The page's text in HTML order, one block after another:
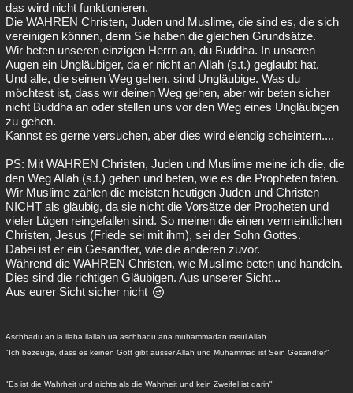
das wird nicht funktionieren.
Die WAHREN Christen, Juden und Muslime, die sind es, die sich
vereinigen können, denn Sie haben die gleichen Grundsätze.
Wir beten unseren einzigen Herrn an, du Buddha. In unseren
Augen ein Ungläubiger, da er nicht an Allah (s.t.) geglaubt hat.
Und alle, die seinen Weg gehen, sind Ungläubige. Was du
möchtest ist, dass wir deinen Weg gehen, aber wir beten sicher
nicht Buddha an oder stellen uns vor den Weg eines Ungläubigen
zu gehen.
Kannst es gerne versuchen, aber dies wird elendig scheintern....
PS: Mit WAHREN Christen, Juden und Muslime meine ich die, die
den Weg Allah (s.t.) gehen und beten, wie es die Propheten taten.
Wir Muslime zählen die meisten heutigen Juden und Christen
NICHT als gläubig, da sie nicht die Vorsätze der Propheten und
vieler Lügen reingefallen sind. So meinen die einen vermeintlichen
Christen, Jesus (Friede sei mit ihm), sei der Sohn Gottes.
Dabei ist er ein Gesandter, wie die anderen zuvor.
Während die WAHREN Christen, wie Muslime beten und handeln.
Dies sind die richtigen Gläubigen. Aus unserer Sicht...
Aus eurer Sicht sicher nicht
Aschhadu an la ilaha ilallah ua aschhadu ana muhammadan rasul Allah
"Ich bezeuge, dass es keinen Gott gibt ausser Allah und Muhammad ist Sein Gesandter"
"Es ist die Wahrheit und nichts als die Wahrheit und kein Zweifel ist darin"